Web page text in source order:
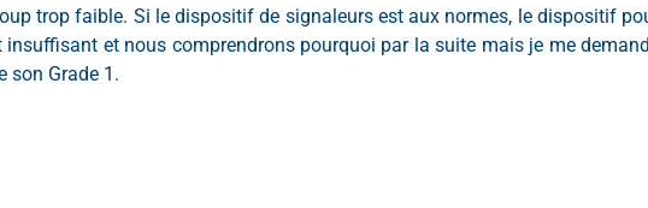
trop faible. Si le dispositif de signaleurs est aux normes, le dispositif
et nous comprendrons pourquoi par la suite mais je me
son Grade 1.